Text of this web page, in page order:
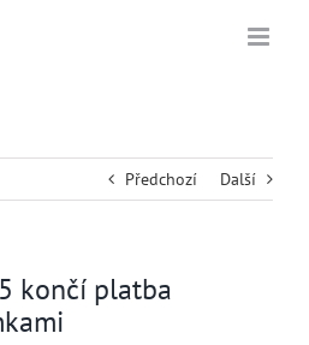
Předchozí Další
končí platba